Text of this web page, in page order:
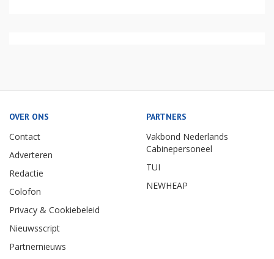
OVER ONS
Contact
Adverteren
Redactie
Colofon
Privacy & Cookiebeleid
Nieuwsscript
Partnernieuws
PARTNERS
Vakbond Nederlands
Cabinepersoneel
TUI
NEWHEAP